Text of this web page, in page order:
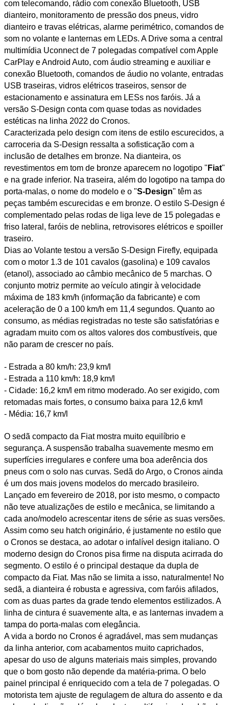
com telecomando, rádio com conexão Bluetooth, USB
dianteiro, monitoramento de pressão dos pneus, vidro
dianteiro e travas elétricas, alarme perimétrico, comandos de
som no volante e lanternas em LEDs. A Drive soma a central
multimídia Uconnect de 7 polegadas compatível com Apple
CarPlay e Android Auto, com áudio streaming e auxiliar e
conexão Bluetooth, comandos de áudio no volante, entradas
USB traseiras, vidros elétricos traseiros, sensor de
estacionamento e assinatura em LESs nos faróis. Já a
versão S-Design conta com quase todas as novidades
estéticas na linha 2022 do Cronos.
Caracterizada pelo design com itens de estilo escurecidos, a
carroceria da S-Design ressalta a sofisticação com a
inclusão de detalhes em bronze. Na dianteira, os
revestimentos em tom de bronze aparecem no logotipo " Fiat"
e na grade inferior. Na traseira, além do logotipo na tampa do
porta-malas, o nome do modelo e o "S-Design" têm as
peças também escurecidas e em bronze. O estilo S-Design é
complementado pelas rodas de liga leve de 15 polegadas e
friso lateral, faróis de neblina, retrovisores elétricos e spoiller
traseiro.
Dias ao Volante testou a versão S-Design Firefly, equipada
com o motor 1.3 de 101 cavalos (gasolina) e 109 cavalos
(etanol), associado ao câmbio mecânico de 5 marchas. O
conjunto motriz permite ao veículo atingir à velocidade
máxima de 183 km/h (informação da fabricante) e com
aceleração de 0 a 100 km/h em 11,4 segundos. Quanto ao
consumo, as médias registradas no teste são satisfatórias e
agradam muito com os altos valores dos combustíveis, que
não param de crescer no país.
- Estrada a 80 km/h: 23,9 km/l
- Estrada a 110 km/h: 18,9 km/l
- Cidade: 16,2 km/l em ritmo moderado. Ao ser exigido, com
retomadas mais fortes, o consumo baixa para 12,6 km/l
- Média: 16,7 km/l
O sedã compacto da Fiat mostra muito equilíbrio e
segurança. A suspensão trabalha suavemente mesmo em
superfícies irregulares e confere uma boa aderência dos
pneus com o solo nas curvas. Sedã do Argo, o Cronos ainda
é um dos mais jovens modelos do mercado brasileiro.
Lançado em fevereiro de 2018, por isto mesmo, o compacto
não teve atualizações de estilo e mecânica, se limitando a
cada ano/modelo acrescentar itens de série as suas versões.
Assim como seu hatch originário, é justamente no estilo que
o Cronos se destaca, ao adotar o infalível design italiano. O
moderno design do Cronos pisa firme na disputa acirrada do
segmento. O estilo é o principal destaque da dupla de
compacto da Fiat. Mas não se limita a isso, naturalmente! No
sedã, a dianteira é robusta e agressiva, com faróis afilados,
com as duas partes da grade tendo elementos estilizados. A
linha de cintura é suavemente alta, e as lanternas invadem a
tampa do porta-malas com elegância.
A vida a bordo no Cronos é agradável, mas sem mudanças
da linha anterior, com acabamentos muito caprichados,
apesar do uso de alguns materiais mais simples, provando
que o bom gosto não depende da matéria-prima. O belo
painel principal é enriquecido com a tela de 7 polegadas. O
motorista tem ajuste de regulagem de altura do assento e da